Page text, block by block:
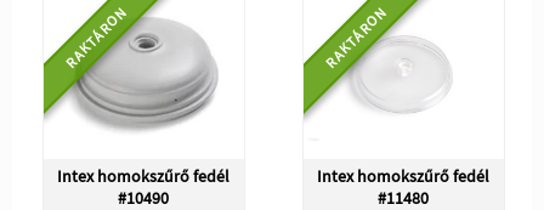
RAKTÁRON
Intex homokszűrő fedél
#10490
RAKTÁRON
Intex homokszűrő fedél
#11480